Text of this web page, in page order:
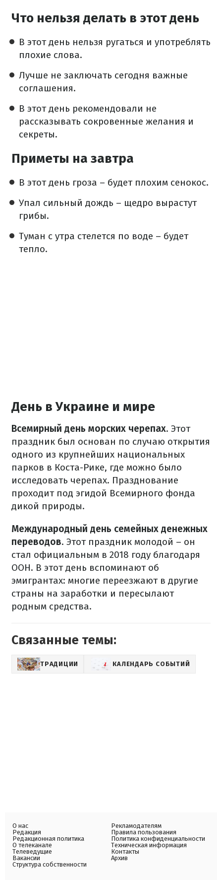
Что нельзя делать в этот день
В этот день нельзя ругаться и употреблять
плохие слова.
Лучше не заключать сегодня важные
соглашения.
В этот день рекомендовали не
рассказывать сокровенные желания и
секреты.
Приметы на завтра
В этот день гроза – будет плохим сенокос.
Упал сильный дождь – щедро вырастут
грибы.
Туман с утра стелется по воде – будет
тепло.
День в Украине и мире
Всемирный день морских черепах. Этот
праздник был основан по случаю открытия
одного из крупнейших национальных
парков в Коста-Рике, где можно было
исследовать черепах. Празднование
проходит под эгидой Всемирного фонда
дикой природы.
Международный день семейных денежных
переводов. Этот праздник молодой – он
стал официальным в 2018 году благодаря
ООН. В этот день вспоминают об
эмигрантах: многие переезжают в другие
страны на заработки и пересылают
родным средства.
Связанные темы:
ТРАДИЦИИ КАЛЕНДАРЬ СОБЫТИЙ
О нас
Редакция
Редакционная политика
О телеканале
Телеведущие
Вакансии
Структура собственности
Рекламодателям
Правила пользования
Политика конфиденциальности
Техническая информация
Контакты
Архив